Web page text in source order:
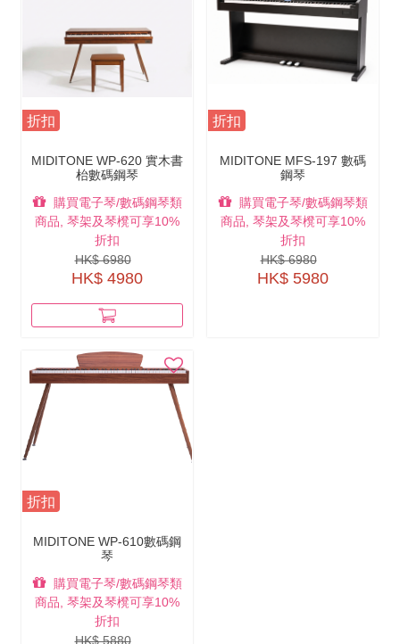
折扣
MIDITONE WP-620 實木書
枱數碼鋼琴
購買電子琴/數碼鋼琴類
商品, 琴架及琴櫈可享10%
折扣
HK$ 6980
HK$ 4980
折扣
MIDITONE MFS-197 數碼
鋼琴
購買電子琴/數碼鋼琴類
商品, 琴架及琴櫈可享10%
折扣
HK$ 6980
HK$ 5980
折扣
MIDITONE WP-610數碼鋼
琴
購買電子琴/數碼鋼琴類
商品, 琴架及琴櫈可享10%
折扣
HK$ 5880